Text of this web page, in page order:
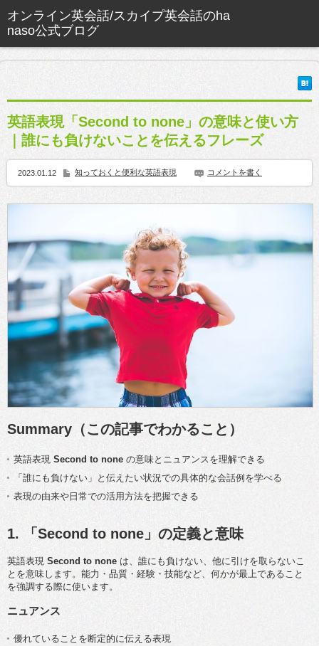
英語表現「Second to none」の意味と使い方
｜誰にも負けないことを伝えるフレーズ
2023.01.12 知っておくと便利な英語表現 コメントを書く
Summary（この記事でわかること）
英語表現 Second to none の意味とニュアンスを理解できる
「誰にも負けない」と伝えたい状況での具体的な会話例を学べる
表現の由来や日常での活用方法を把握できる
1. 「Second to none」の定義と意味
英語表現 Second to none は、誰にも負けない、他に引けを取らないこ
とを意味します。能力・品質・経験・技能など、何かが最上であること
を強調する際に使います。
ニュアンス
優れていることを断定的に伝える表現